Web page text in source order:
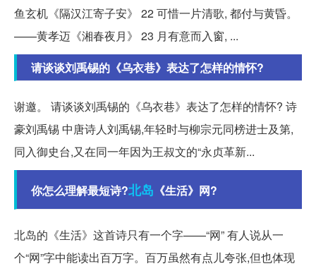
鱼玄机《隔汉江寄子安》 22 可惜一片清歌, 都付与黄昏。
——黄孝迈《湘春夜月》 23 月有意而入窗, ...
请谈谈刘禹锡的《乌衣巷》表达了怎样的情怀?
谢邀。 请谈谈刘禹锡的《乌衣巷》表达了怎样的情怀? 诗
豪刘禹锡 中唐诗人刘禹锡,年轻时与柳宗元同榜进士及第,
同入御史台,又在同一年因为王叔文的“永贞革新...
你怎么理解最短诗?北岛 《生活》网?
北岛的《生活》这首诗只有一个字——“网” 有人说从一
个“网”字中能读出百万字。百万虽然有点儿夸张,但也体现